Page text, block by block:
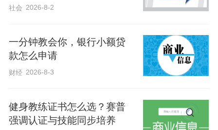
社会 2026-8-2
一分钟教会你，银行小额贷
款怎么申请
财经 2026-8-3
健身教练证书怎么选？赛普
强调认证与技能同步培养